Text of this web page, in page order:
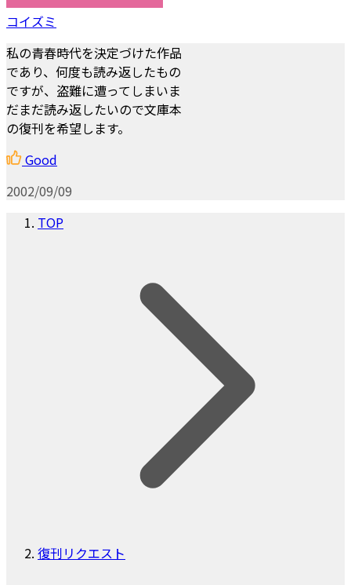
コイズミ
私の青春時代を決定づけた作品
であり、何度も読み返したもの
ですが、盗難に遭ってしまいま
だまだ読み返したいので文庫本
の復刊を希望します。
Good
2002/09/09
TOP
復刊リクエスト